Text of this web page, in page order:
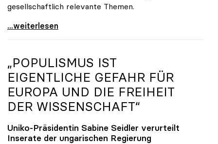
gesellschaftlich relevante Themen.
Zukunft braucht Wissen
...weiterlesen
„POPULISMUS IST
EIGENTLICHE GEFAHR FÜR
EUROPA UND DIE FREIHEIT
DER WISSENSCHAFT“
Uniko-Präsidentin Sabine Seidler verurteilt
Inserate der ungarischen Regierung